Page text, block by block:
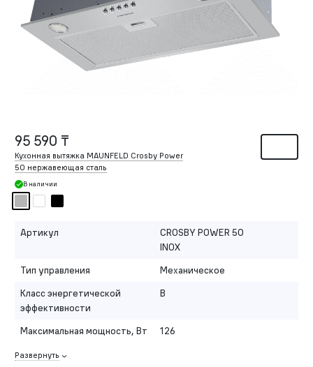
95 590 ₸
Кухонная вытяжка MAUNFELD Crosby Power
50 нержавеющая сталь
В наличии
Артикул
CROSBY POWER 50
INOX
Тип управления
Механическое
Класс энергетической
эффективности
B
Максимальная мощность, Вт 126
Развернуть